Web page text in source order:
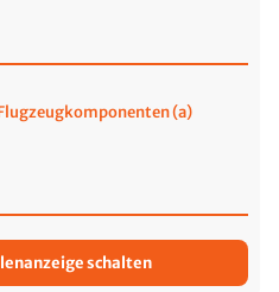
(a)
schalten